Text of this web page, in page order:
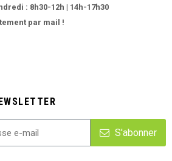
: 8h30-12h | 14h-17h30
par mail !
S'abonner